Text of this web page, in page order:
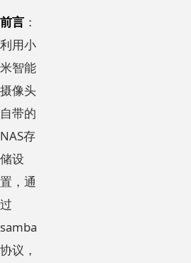
前言 ：
利用小
米智能
摄像头
自带的
NAS存
储设
置，通
过
samba
协议，